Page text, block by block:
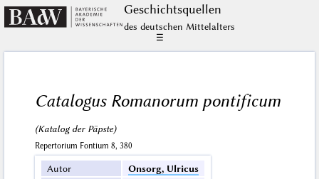
Geschichts­quellen
des deutschen Mittelalters
☰
Catalogus Romanorum pontificum
(Katalog der Päpste)
Repertorium Fontium 8, 380
Autor
Onsorg, Ulricus